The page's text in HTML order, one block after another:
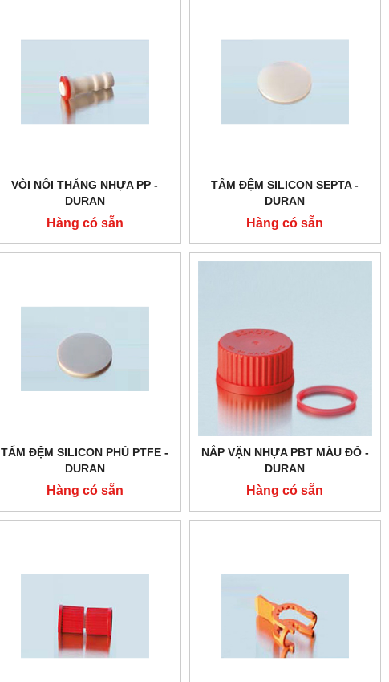
VÒI NỐI THẲNG NHỰA PP -
DURAN
Hàng có sẵn
TẤM ĐỆM SILICON SEPTA -
DURAN
Hàng có sẵn
TẤM ĐỆM SILICON PHỦ PTFE -
DURAN
Hàng có sẵn
NẮP VẶN NHỰA PBT MÀU ĐỎ -
DURAN
Hàng có sẵn